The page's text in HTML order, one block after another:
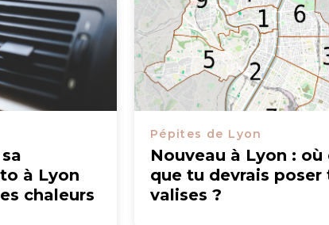
à Lyon
chaleurs
Pépites de Lyon
Nouveau à Lyon : où
que tu devrais poser
valises ?